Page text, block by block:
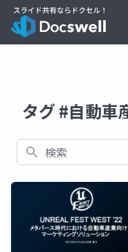
タグ #自動車
検索